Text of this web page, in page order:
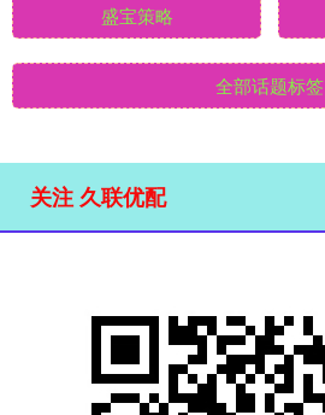
盛宝策略
全部话题标签
关注 久联优配